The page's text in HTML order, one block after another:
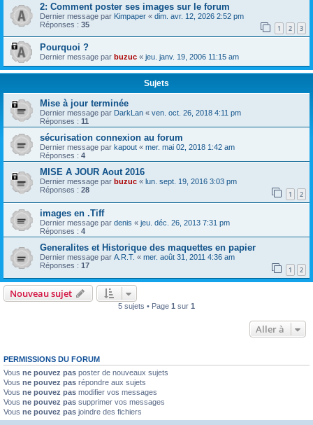
2: Comment poster ses images sur le forum
Dernier message par Kimpaper « dim. avr. 12, 2026 2:52 pm
Réponses : 35 1 2 3
Pourquoi ?
Dernier message par buzuc « jeu. janv. 19, 2006 11:15 am
Sujets
Mise à jour terminée
Dernier message par DarkLan « ven. oct. 26, 2018 4:11 pm
Réponses : 11
sécurisation connexion au forum
Dernier message par kapout « mer. mai 02, 2018 1:42 am
Réponses : 4
MISE A JOUR Aout 2016
Dernier message par buzuc « lun. sept. 19, 2016 3:03 pm
Réponses : 28 1 2
images en .Tiff
Dernier message par denis « jeu. déc. 26, 2013 7:31 pm
Réponses : 4
Generalites et Historique des maquettes en papier
Dernier message par A.R.T. « mer. août 31, 2011 4:36 am
Réponses : 17 1 2
Nouveau sujet
5 sujets • Page 1 sur 1
Aller à
PERMISSIONS DU FORUM
Vous ne pouvez pas poster de nouveaux sujets
Vous ne pouvez pas répondre aux sujets
Vous ne pouvez pas modifier vos messages
Vous ne pouvez pas supprimer vos messages
Vous ne pouvez pas joindre des fichiers